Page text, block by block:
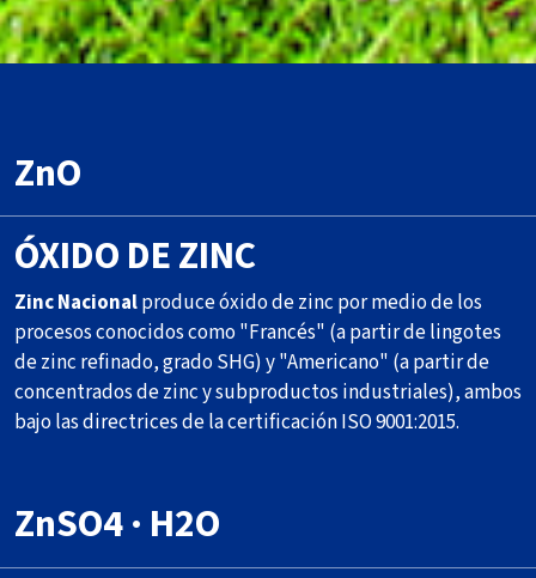
ZnO
ÓXIDO DE ZINC
Zinc Nacionalproduce óxido de zinc por medio de los
procesos conocidos como "Francés" (a partir de lingotes
de zinc refinado, grado SHG) y "Americano" (a partir de
concentrados de zinc y subproductos industriales), ambos
bajo las directrices de la certificación ISO 9001:2015.
ZnSO4 · H2O